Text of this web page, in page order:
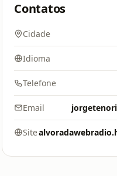
Contatos
Cidade
Idioma
Telefone
Email
Site